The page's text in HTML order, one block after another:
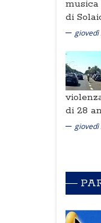
di
giovedì
di 28
giovedì